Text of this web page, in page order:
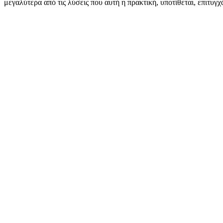
μεγαλύτερα από τις λύσεις που αυτή η πρακτική, υποτίθεται,